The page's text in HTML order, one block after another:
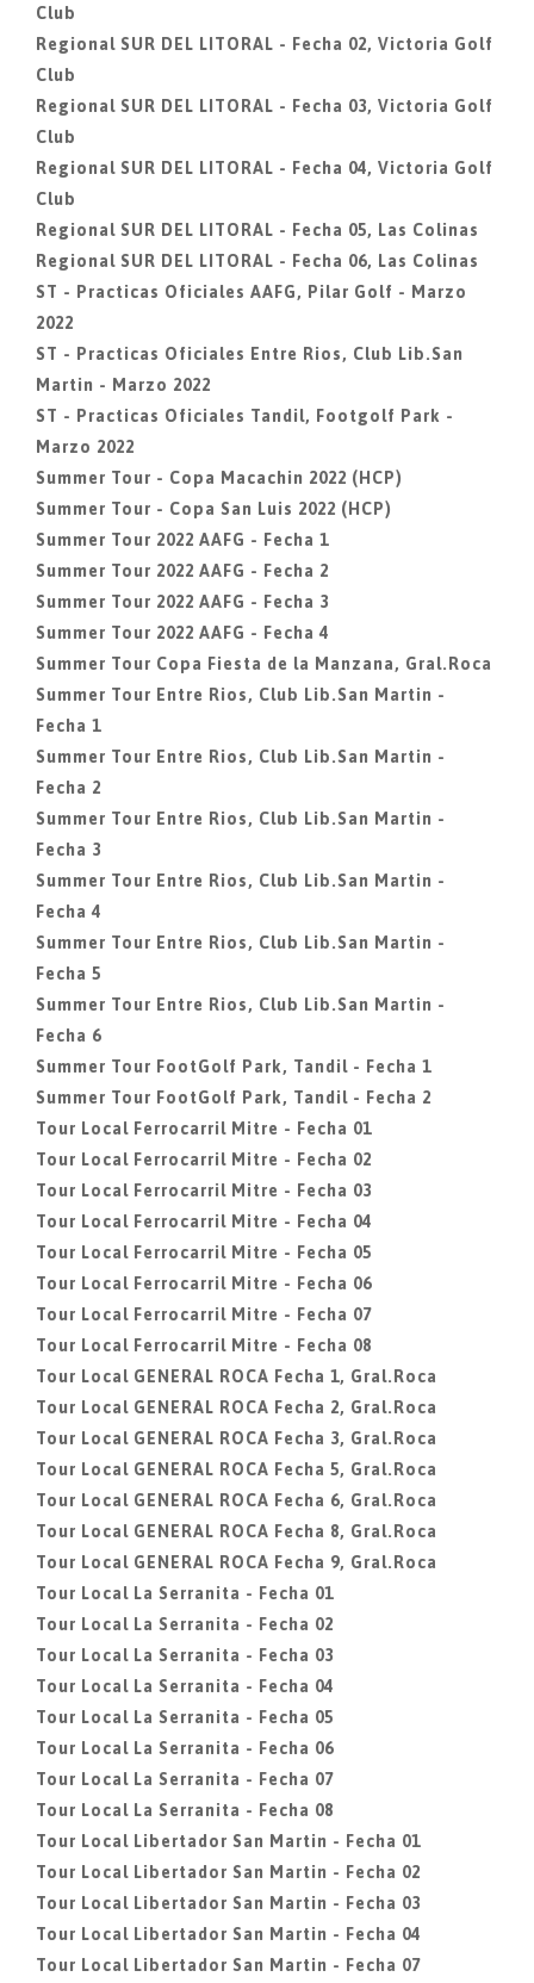
Club
Regional SUR DEL LITORAL - Fecha 02, Victoria Golf
Club
Regional SUR DEL LITORAL - Fecha 03, Victoria Golf
Club
Regional SUR DEL LITORAL - Fecha 04, Victoria Golf
Club
Regional SUR DEL LITORAL - Fecha 05, Las Colinas
Regional SUR DEL LITORAL - Fecha 06, Las Colinas
ST - Practicas Oficiales AAFG, Pilar Golf - Marzo
2022
ST - Practicas Oficiales Entre Rios, Club Lib.San
Martin - Marzo 2022
ST - Practicas Oficiales Tandil, Footgolf Park -
Marzo 2022
Summer Tour - Copa Macachin 2022 (HCP)
Summer Tour - Copa San Luis 2022 (HCP)
Summer Tour 2022 AAFG - Fecha 1
Summer Tour 2022 AAFG - Fecha 2
Summer Tour 2022 AAFG - Fecha 3
Summer Tour 2022 AAFG - Fecha 4
Summer Tour Copa Fiesta de la Manzana, Gral.Roca
Summer Tour Entre Rios, Club Lib.San Martin -
Fecha 1
Summer Tour Entre Rios, Club Lib.San Martin -
Fecha 2
Summer Tour Entre Rios, Club Lib.San Martin -
Fecha 3
Summer Tour Entre Rios, Club Lib.San Martin -
Fecha 4
Summer Tour Entre Rios, Club Lib.San Martin -
Fecha 5
Summer Tour Entre Rios, Club Lib.San Martin -
Fecha 6
Summer Tour FootGolf Park, Tandil - Fecha 1
Summer Tour FootGolf Park, Tandil - Fecha 2
Tour Local Ferrocarril Mitre - Fecha 01
Tour Local Ferrocarril Mitre - Fecha 02
Tour Local Ferrocarril Mitre - Fecha 03
Tour Local Ferrocarril Mitre - Fecha 04
Tour Local Ferrocarril Mitre - Fecha 05
Tour Local Ferrocarril Mitre - Fecha 06
Tour Local Ferrocarril Mitre - Fecha 07
Tour Local Ferrocarril Mitre - Fecha 08
Tour Local GENERAL ROCA Fecha 1, Gral.Roca
Tour Local GENERAL ROCA Fecha 2, Gral.Roca
Tour Local GENERAL ROCA Fecha 3, Gral.Roca
Tour Local GENERAL ROCA Fecha 5, Gral.Roca
Tour Local GENERAL ROCA Fecha 6, Gral.Roca
Tour Local GENERAL ROCA Fecha 8, Gral.Roca
Tour Local GENERAL ROCA Fecha 9, Gral.Roca
Tour Local La Serranita - Fecha 01
Tour Local La Serranita - Fecha 02
Tour Local La Serranita - Fecha 03
Tour Local La Serranita - Fecha 04
Tour Local La Serranita - Fecha 05
Tour Local La Serranita - Fecha 06
Tour Local La Serranita - Fecha 07
Tour Local La Serranita - Fecha 08
Tour Local Libertador San Martin - Fecha 01
Tour Local Libertador San Martin - Fecha 02
Tour Local Libertador San Martin - Fecha 03
Tour Local Libertador San Martin - Fecha 04
Tour Local Libertador San Martin - Fecha 07